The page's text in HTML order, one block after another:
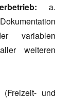
a.
variablen
weiteren
und